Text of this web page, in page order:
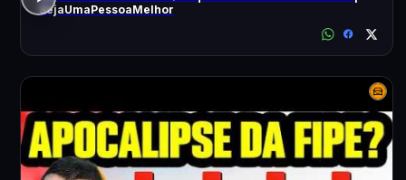
SejaUmaPessoaMelhor